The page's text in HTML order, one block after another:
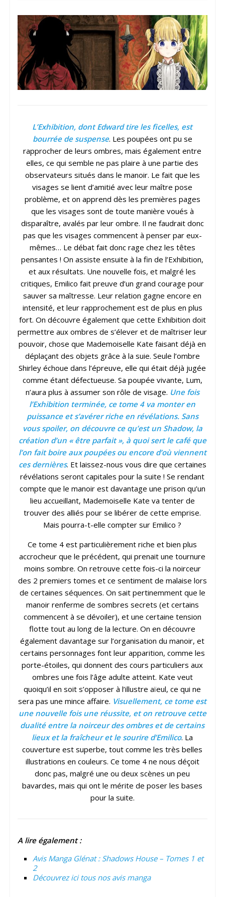
L’Exhibition, dont Edward tire les ficelles, est
bourrée de suspense. Les poupées ont pu se
rapprocher de leurs ombres, mais également entre
elles, ce qui semble ne pas plaire à une partie des
observateurs situés dans le manoir. Le fait que les
visages se lient d’amitié avec leur maître pose
problème, et on apprend dès les premières pages
que les visages sont de toute manière voués à
disparaître, avalés par leur ombre. Il ne faudrait donc
pas que les visages commencent à penser par eux-
mêmes… Le débat fait donc rage chez les têtes
pensantes ! On assiste ensuite à la fin de l’Exhibition,
et aux résultats. Une nouvelle fois, et malgré les
critiques, Emilico fait preuve d’un grand courage pour
sauver sa maîtresse. Leur relation gagne encore en
intensité, et leur rapprochement est de plus en plus
fort. On découvre également que cette Exhibition doit
permettre aux ombres de s’élever et de maîtriser leur
pouvoir, chose que Mademoiselle Kate faisant déjà en
déplaçant des objets grâce à la suie. Seule l’ombre
Shirley échoue dans l’épreuve, elle qui était déjà jugée
comme étant défectueuse. Sa poupée vivante, Lum,
n’aura plus à assumer son rôle de visage. Une fois
l’Exhibition terminée, ce tome 4 va monter en
puissance et s’avérer riche en révélations. Sans
vous spoiler, on découvre ce qu’est un Shadow, la
création d’un « être parfait », à quoi sert le café que
l’on fait boire aux poupées ou encore d’où viennent
ces dernières. Et laissez-nous vous dire que certaines
révélations seront capitales pour la suite ! Se rendant
compte que le manoir est davantage une prison qu’un
lieu accueillant, Mademoiselle Kate va tenter de
trouver des alliés pour se libérer de cette emprise.
Mais pourra-t-elle compter sur Emilico ?
Ce tome 4 est particulièrement riche et bien plus
accrocheur que le précédent, qui prenait une tournure
moins sombre. On retrouve cette fois-ci la noirceur
des 2 premiers tomes et ce sentiment de malaise lors
de certaines séquences. On sait pertinemment que le
manoir renferme de sombres secrets (et certains
commencent à se dévoiler), et une certaine tension
flotte tout au long de la lecture. On en découvre
également davantage sur l’organisation du manoir, et
certains personnages font leur apparition, comme les
porte-étoiles, qui donnent des cours particuliers aux
ombres une fois l’âge adulte atteint. Kate veut
quoiqu’il en soit s’opposer à l’illustre aïeul, ce qui ne
sera pas une mince affaire. Visuellement, ce tome est
une nouvelle fois une réussite, et on retrouve cette
dualité entre la noirceur des ombres et de certains
lieux et la fraîcheur et le sourire d’Emilico. La
couverture est superbe, tout comme les très belles
illustrations en couleurs. Ce tome 4 ne nous déçoit
donc pas, malgré une ou deux scènes un peu
bavardes, mais qui ont le mérite de poser les bases
pour la suite.
A lire également :
Avis Manga Glénat : Shadows House – Tomes 1 et
2
Découvrez ici tous nos avis manga